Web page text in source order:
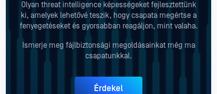
Olyan threat intelligence képességeket fejlesztettünk
ki, amelyek lehetővé teszik, hogy csapata megértse a
fenyegetéseket és gyorsabban reagáljon, mint valaha.
Ismerje meg fájlbiztonsági megoldásainkat még ma
csapatunkkal.
Érdekel